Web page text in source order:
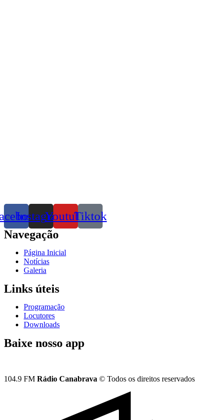
InstagramYoutubeTiktok
Navegação
Página Inicial
Notícias
Galeria
Links úteis
Programação
Locutores
Downloads
Baixe nosso app
104.9 FM Rádio Canabrava © Todos os direitos reservados